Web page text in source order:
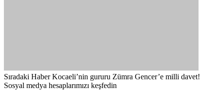
Sıradaki Haber Kocaeli’nin gururu Zümra Gencer’e milli davet!
Sosyal medya hesaplarımızı keşfedin